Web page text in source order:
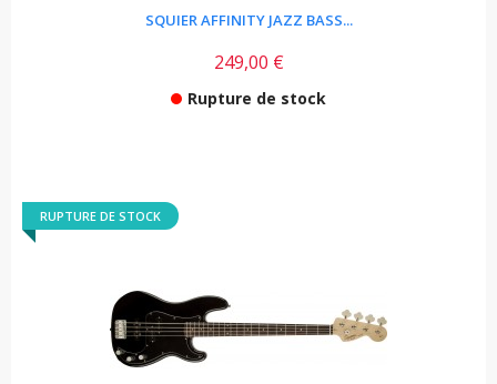
SQUIER AFFINITY JAZZ BASS...
249,00 €
Rupture de stock
RUPTURE DE STOCK